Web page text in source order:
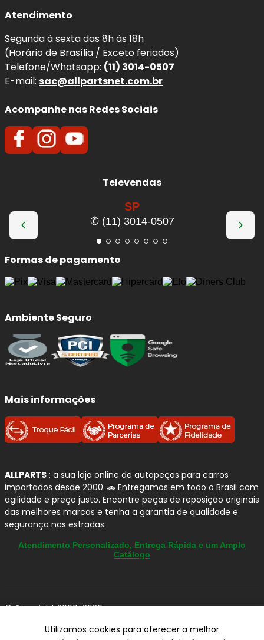
Atendimento
Segunda à sexta das 8h às 18h
(Horário de Brasília / Exceto feriados)
Telefone/Whatsapp: (11) 3014-0507
E-mail: sac@allpartsnet.com.br
Acompanhe nas Redes Sociais
Televendas
SP
✆ (11) 3014-0507
Formas de pagamento
Ambiente Seguro
Mais informações
ALLPARTS : a sua loja online de autopeças para carros
importados desde 2000. 🚗 Entregamos em todo o Brasil com
agilidade e preço justo. Encontre peças de reposição originais
das melhores marcas e tenha a garantia de qualidade e
segurança nas estradas.
Atendimento Personalizado, Entrega Rápida e um Amplo
Catálogo
© Copyright 2000-2026
CNPJ 03.724.695/0001-42 - Av. Avelino Capellato, 450 - Santa
Utilizamos cookies para oferecer a melhor